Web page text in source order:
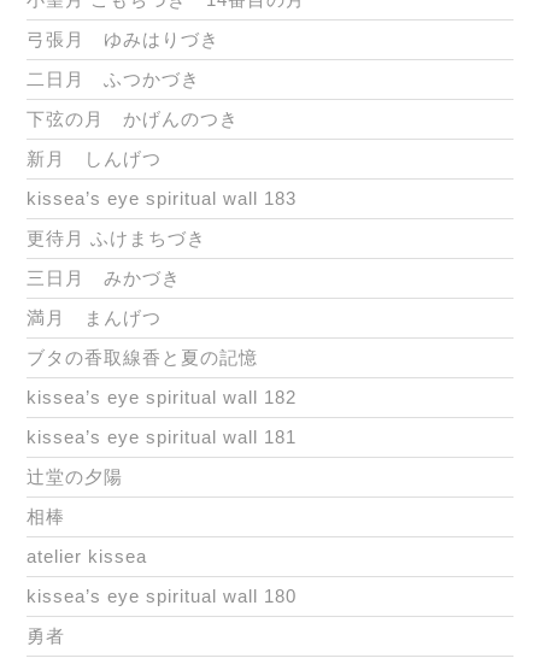
弓張月 ゆみはりづき
二日月 ふつかづき
下弦の月 かげんのつき
新月 しんげつ
kissea’s eye spiritual wall 183
更待月 ふけまちづき
三日月 みかづき
満月 まんげつ
ブタの香取線香と夏の記憶
kissea’s eye spiritual wall 182
kissea’s eye spiritual wall 181
辻堂の夕陽
相棒
atelier kissea
kissea’s eye spiritual wall 180
勇者